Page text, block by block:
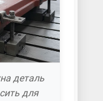
деталь
для